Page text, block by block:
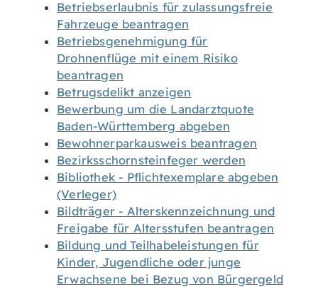
Betriebserlaubnis für zulassungsfreie
Fahrzeuge beantragen
Betriebsgenehmigung für
Drohnenflüge mit einem Risiko
beantragen
Betrugsdelikt anzeigen
Bewerbung um die Landarztquote
Baden-Württemberg abgeben
Bewohnerparkausweis beantragen
Bezirksschornsteinfeger werden
Bibliothek - Pflichtexemplare abgeben
(Verleger)
Bildträger - Alterskennzeichnung und
Freigabe für Altersstufen beantragen
Bildung und Teilhabeleistungen für
Kinder, Jugendliche oder junge
Erwachsene bei Bezug von Bürgergeld